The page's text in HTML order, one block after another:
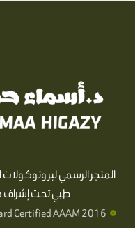
المتجر الرسمي
طبي تحت إشراف
Certified AAAM 2016